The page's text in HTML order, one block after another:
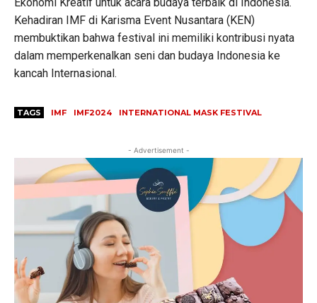
Kehadiran IMF di Karisma Event Nusantara (KEN)
membuktikan bahwa festival ini memiliki kontribusi nyata
dalam memperkenalkan seni dan budaya Indonesia ke
kancah Internasional.
TAGS IMF IMF2024 INTERNATIONAL MASK FESTIVAL
- Advertisement -